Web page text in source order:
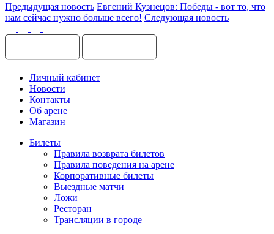
Предыдущая новость Евгений Кузнецов: Победы - вот то, что
нам сейчас нужно больше всего! Следующая новость
Личный кабинет
Новости
Контакты
Об арене
Магазин
Билеты
Правила возврата билетов
Правила поведения на арене
Корпоративные билеты
Выездные матчи
Ложи
Ресторан
Трансляции в городе